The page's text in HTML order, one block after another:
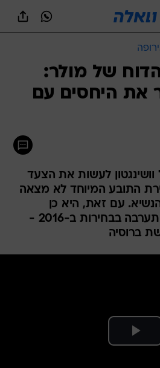
של מולר:
את היחסים עם
וושינגטון לעשות את הצעד
התובע המיוחד לא מצאה
עם זאת, היא כן
העלתה שמוסקבה התערבה בבחירות ב-2016 -
ברוסיה